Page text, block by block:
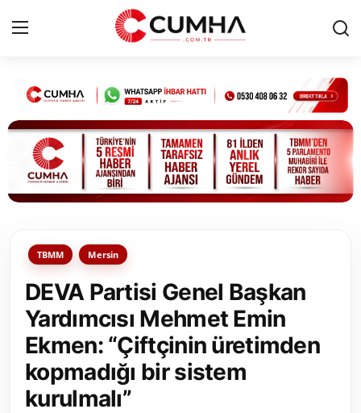
Kurumsal
Cumhurbaşkanlığı
Bakanlıklar
Siyasi Partiler
Yerel Yönetimler
Mülki İdare
Toplum ve Yaşam
TBMM Mersin
DEVA Partisi Genel Başkan
Yardımcısı Mehmet Emin
Ekmen: “Çiftçinin üretimden
kopmadığı bir sistem
kurulmalı”